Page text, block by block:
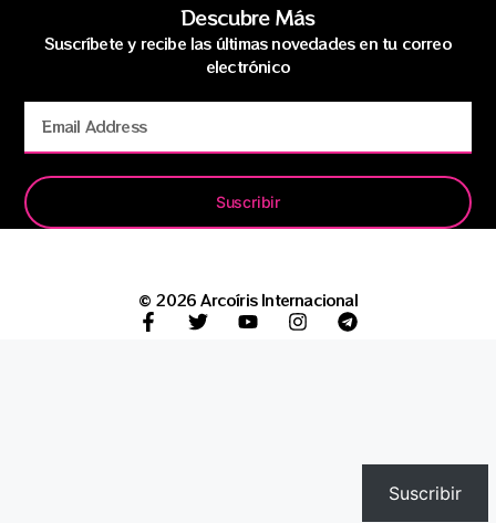
Descubre Más
Suscríbete y recibe las últimas novedades en tu correo
electrónico
Suscribir
© 2026 Arcoíris Internacional
Suscribir